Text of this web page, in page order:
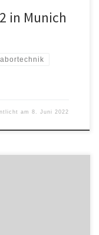
in Munich
am8. Juni 2022